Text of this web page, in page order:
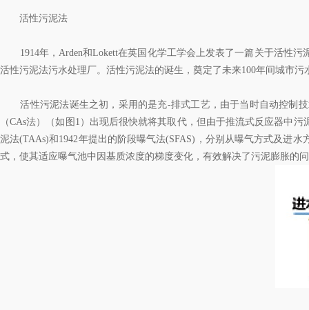
活性污泥法
1914年，Arden和Lokett在英国化学工学会上发表了一篇关于活性污
活性污泥法污水处理厂。活性污泥法的诞生，奠定了未来100年间城市污
活性污泥法诞生之初，采用的是充-排式工艺，由于当时自动控制技
（CAs法）（如图1）出现后很快就将其取代，但由于推流式反应器中
泥法(TAAs)和1942年提出的阶段曝气法(SFAS)，分别从曝气方式及进
式，使其适应曝气池中因基质浓度的梯度变化，有效解决了污泥膨胀的